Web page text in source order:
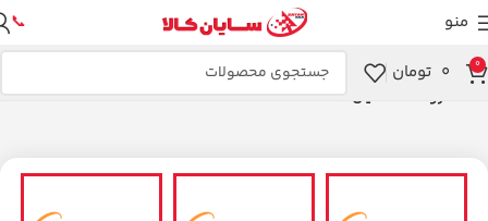
منو 📞
0 ۰ تومان
فروشگاه سایان کالا